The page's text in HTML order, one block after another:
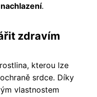
.
zdravím
kterou lze
srdce. Díky
vlastnostem